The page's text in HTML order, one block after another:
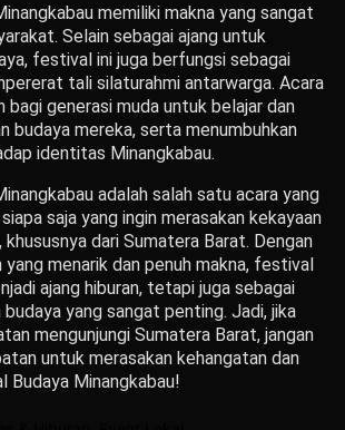
memiliki makna yang sangat
Selain sebagai ajang untuk
festival ini juga berfungsi sebagai
tali silaturahmi antarwarga. Acara
bagi generasi muda untuk belajar dan
budaya mereka, serta menumbuhkan
identitas Minangkabau.
adalah salah satu acara yang
saja yang ingin merasakan kekayaan
khususnya dari Sumatera Barat. Dengan
menarik dan penuh makna, festival
ajang hiburan, tetapi juga sebagai
yang sangat penting. Jadi, jika
mengunjungi Sumatera Barat, jangan
untuk merasakan kehangatan dan
Budaya Minangkabau!